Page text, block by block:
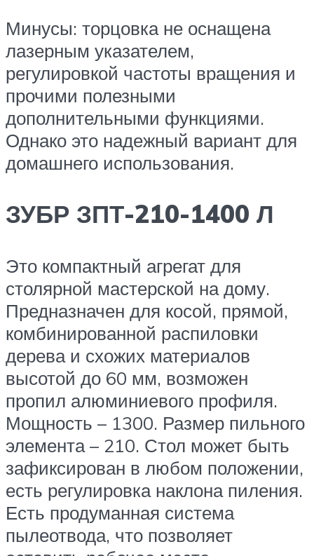
Минусы: торцовка не оснащена
лазерным указателем,
регулировкой частоты вращения и
прочими полезными
дополнительными функциями.
Однако это надежный вариант для
домашнего использования.
ЗУБР ЗПТ-210-1400 Л
Это компактный агрегат для
столярной мастерской на дому.
Предназначен для косой, прямой,
комбинированной распиловки
дерева и схожих материалов
высотой до 60 мм, возможен
пропил алюминиевого профиля.
Мощность – 1300. Размер пильного
элемента – 210. Стол может быть
зафиксирован в любом положении,
есть регулировка наклона пиления.
Есть продуманная система
пылеотвода, что позволяет